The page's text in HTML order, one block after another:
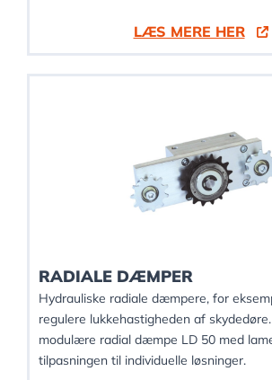
LÆS MERE HER
RADIALE DÆMPER
Hydrauliske radiale dæmpere, for
regulere lukkehastigheden af
modulære radial dæmpe LD 50 med
tilpasningen til individuelle løsninger.